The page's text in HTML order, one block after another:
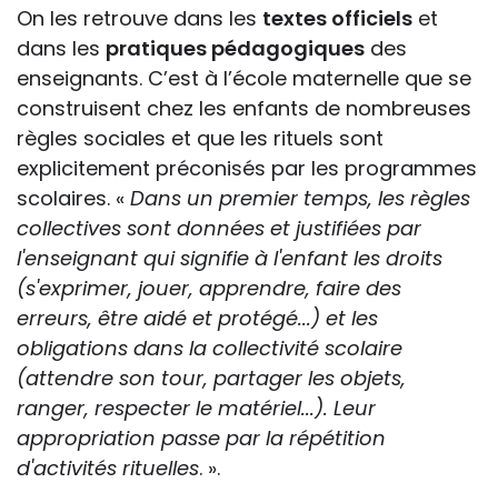
On les retrouve dans les textes officiels et
dans les pratiques pédagogiques des
enseignants. C’est à l’école maternelle que se
construisent chez les enfants de nombreuses
règles sociales et que les rituels sont
explicitement préconisés par les programmes
scolaires. « Dans un premier temps, les règles
collectives sont données et justifiées par
l'enseignant qui signifie à l'enfant les droits
(s'exprimer, jouer, apprendre, faire des
erreurs, être aidé et protégé...) et les
obligations dans la collectivité scolaire
(attendre son tour, partager les objets,
ranger, respecter le matériel...). Leur
appropriation passe par la répétition
d'activités rituelles. ».